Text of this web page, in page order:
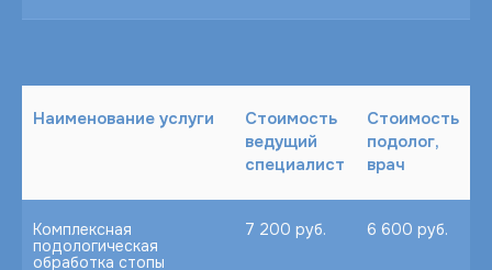
Наименование услуги
Стоимость
ведущий
специалист
Стоимость
подолог,
врач
Комплексная
подологическая
обработка стопы
7 200 руб. 6 600 руб.